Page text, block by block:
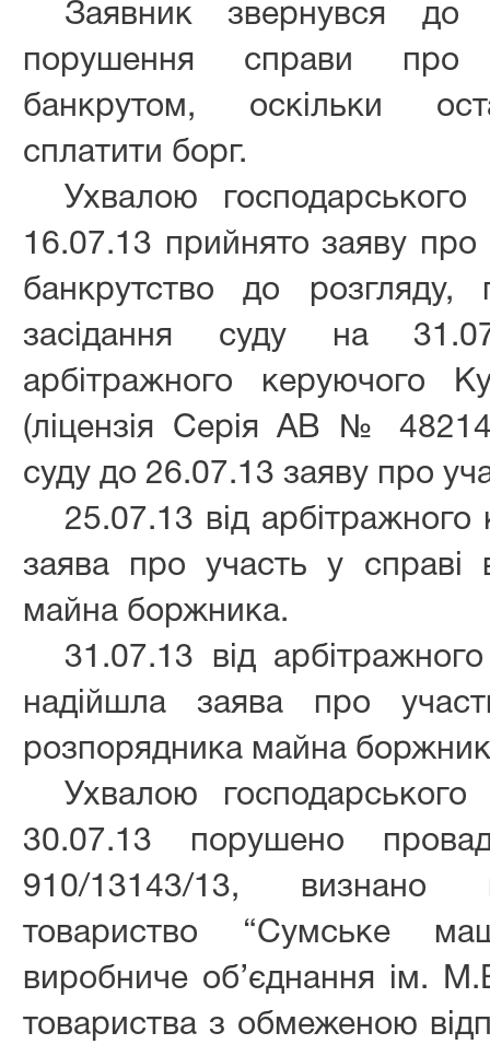
Заявник звернувся
порушення справи про
банкрутом, оскільки
сплатити борг.
Ухвалою
16.07.13 прийнято заяву
банкрутство до розгляду,
засідання суду на
арбітражного керуючого
(ліцензія Серія АВ №
суду до 26.07.13 заяву про
25.07.13 від
заява про участь у справі
майна боржника.
31.07.13 від
надійшла заява про
розпорядника майна
Ухвалою
30.07.13 порушено
910/13143/13, визнано
товариство “Сумське
виробниче об’єднання ім.
товариства з обмеженою